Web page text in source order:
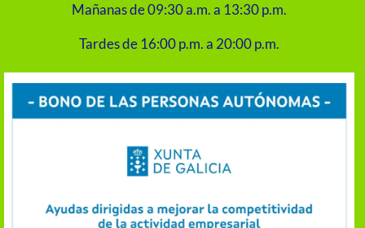
Mañanas de 09:30 a.m. a 13:30 p.m.
Tardes de 16:00 p.m. a 20:00 p.m.